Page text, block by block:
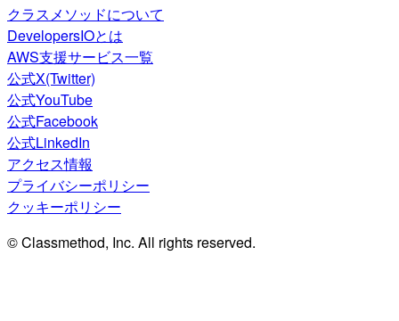
クラスメソッドについて
DevelopersIOとは
AWS支援サービス一覧
公式X(Twitter)
公式YouTube
公式Facebook
公式LinkedIn
アクセス情報
プライバシーポリシー
クッキーポリシー
© Classmethod, Inc. All rights reserved.